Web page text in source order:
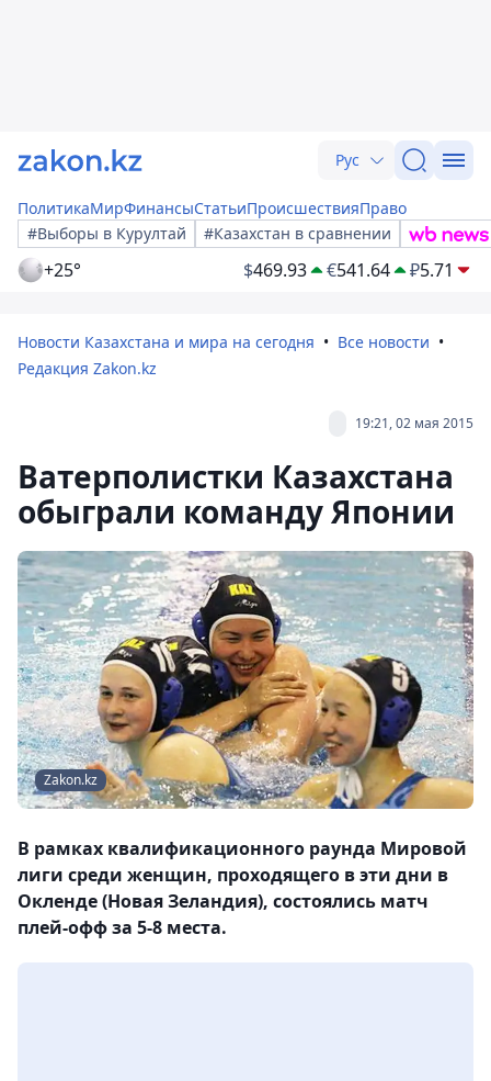
Рус
ПолитикаМирФинансыСтатьиПроисшествияПраво
#Выборы в Курултай
#Казахстан в сравнении
+25° $469.93 €541.64 ₽5.71
Новости Казахстана и мира на сегодня
Все новости
Редакция Zakon.kz
19:21, 02 мая 2015
Ватерполистки Казахстана
обыграли команду Японии
Zakon.kz
В рамках квалификационного раунда Мировой
лиги среди женщин, проходящего в эти дни в
Окленде (Новая Зеландия), состоялись матч
плей-офф за 5-8 места.